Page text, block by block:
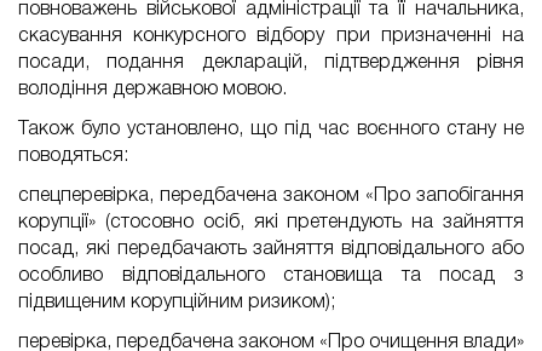
повноважень військової адміністрації та її начальника,
скасування конкурсного відбору при призначенні на
посади, подання декларацій, підтвердження рівня
володіння державною мовою.
Також було установлено, що під час воєнного стану не
поводяться:
спецперевірка, передбачена законом «Про запобігання
корупції» (стосовно осіб, які претендують на зайняття
посад, які передбачають зайняття відповідального або
особливо відповідального становища та посад з
підвищеним корупційним ризиком);
перевірка, передбачена законом «Про очищення влади»